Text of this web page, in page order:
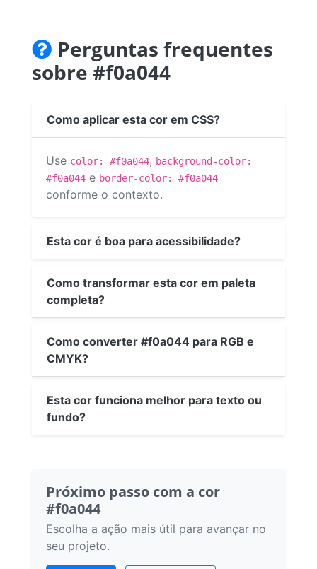
Perguntas frequentes
sobre #f0a044
Como aplicar esta cor em CSS?
Use color: #f0a044, background-color:
#f0a044 e border-color: #f0a044
conforme o contexto.
Esta cor é boa para acessibilidade?
Como transformar esta cor em paleta
completa?
Como converter #f0a044 para RGB e
CMYK?
Esta cor funciona melhor para texto ou
fundo?
Próximo passo com a cor
#f0a044
Escolha a ação mais útil para avançar no
seu projeto.